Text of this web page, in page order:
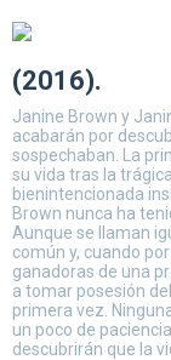
(2016).
Janine Brown y
acabarán por
sospechaban. La
su vida tras la
bienintencionada
Brown nunca ha
Aunque se llaman
común y, cuando
ganadoras de una
a tomar posesión
primera vez.
un poco de
descubrirán que la